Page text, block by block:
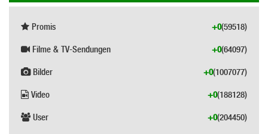
Promis (59518)
+0
Filme & TV-Sendungen (64097)
+0
Bilder (1007077)
+0
Video (188128)
+0
User (204450)
+0